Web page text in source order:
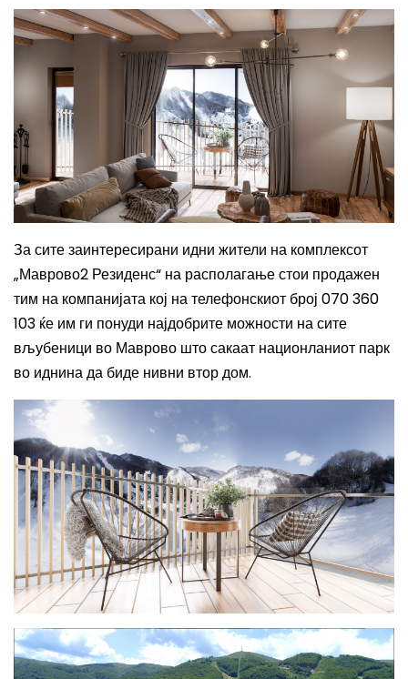
За сите заинтересирани идни жители на комплексот
„Маврово2 Резиденс“ на располагање стои продажен
тим на компанијата кој на телефонскиот број 070 360
103 ќе им ги понуди најдобрите можности на сите
вљубеници во Маврово што сакаат национланиот парк
во иднина да биде нивни втор дом.